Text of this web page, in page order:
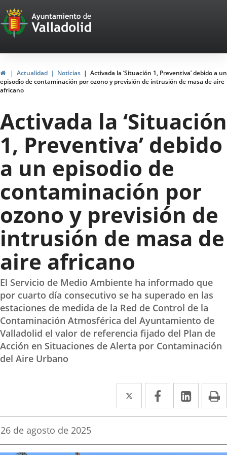
Portal
Web
del
Ayuntamiento
de
Valladolid
HomeActualidad Noticias
Activada la ‘Situación 1, Preventiva’ debido a un
episodio de contaminación por ozono y previsión de intrusión de masa de aire
africano
Activada la ‘Situación
1, Preventiva’ debido
a un episodio de
contaminación por
ozono y previsión de
intrusión de masa de
aire africano
El Servicio de Medio Ambiente ha informado que
por cuarto día consecutivo se ha superado en las
estaciones de medida de la Red de Control de la
Contaminación Atmosférica del Ayuntamiento de
Valladolid el valor de referencia fijado del Plan de
Acción en Situaciones de Alerta por Contaminación
del Aire Urbano
Twitter
Enlace
a
aplicación
Facebook
Enlace
a
aplicación
Enlace
a
Fecha
la
26 de agosto de 2025